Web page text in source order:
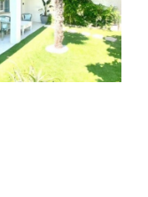
à Le